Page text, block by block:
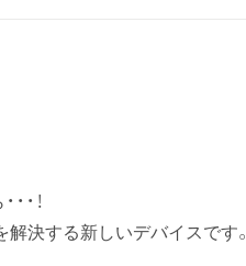
・！
決する新しいデバイスです。